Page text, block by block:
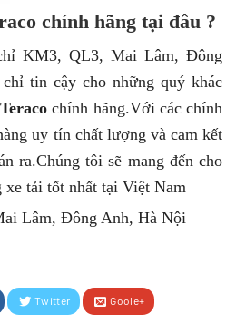
chính hãng tại đâu ?
KM3, QL3, Mai Lâm, Đông
tin cậy cho những quý khác
chính hãng.Với các chính
uy tín chất lượng và cam kết
ra.Chúng tôi sẽ mang đến cho
xe tải tốt nhất tại Việt Nam
Lâm, Đông Anh, Hà Nội
Twitter Goole+